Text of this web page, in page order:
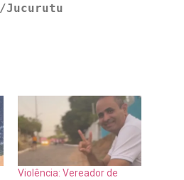
Jucurutu
Violência: Vereador de